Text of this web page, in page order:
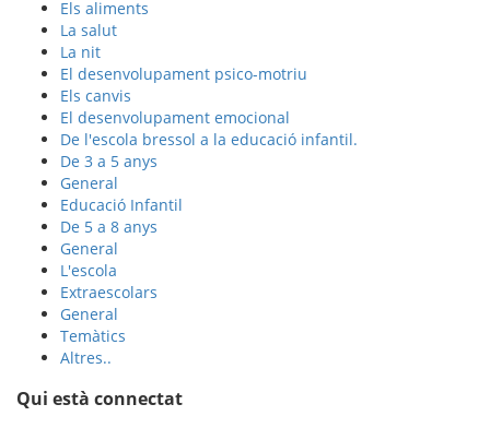
Els aliments
La salut
La nit
El desenvolupament psico-motriu
Els canvis
El desenvolupament emocional
De l'escola bressol a la educació infantil.
De 3 a 5 anys
General
Educació Infantil
De 5 a 8 anys
General
L'escola
Extraescolars
General
Temàtics
Altres..
Qui està connectat